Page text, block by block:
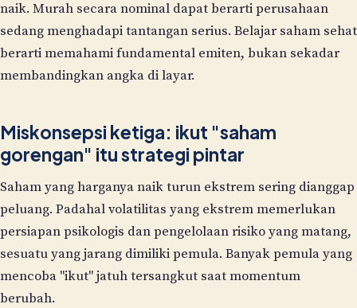
naik. Murah secara nominal dapat berarti perusahaan
sedang menghadapi tantangan serius. Belajar saham sehat
berarti memahami fundamental emiten, bukan sekadar
membandingkan angka di layar.
Miskonsepsi ketiga: ikut "saham
gorengan" itu strategi pintar
Saham yang harganya naik turun ekstrem sering dianggap
peluang. Padahal volatilitas yang ekstrem memerlukan
persiapan psikologis dan pengelolaan risiko yang matang,
sesuatu yang jarang dimiliki pemula. Banyak pemula yang
mencoba "ikut" jatuh tersangkut saat momentum
berubah.